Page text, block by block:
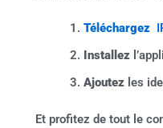
Téléchargez
Installez
Ajoutezles
Et profitez de tout le